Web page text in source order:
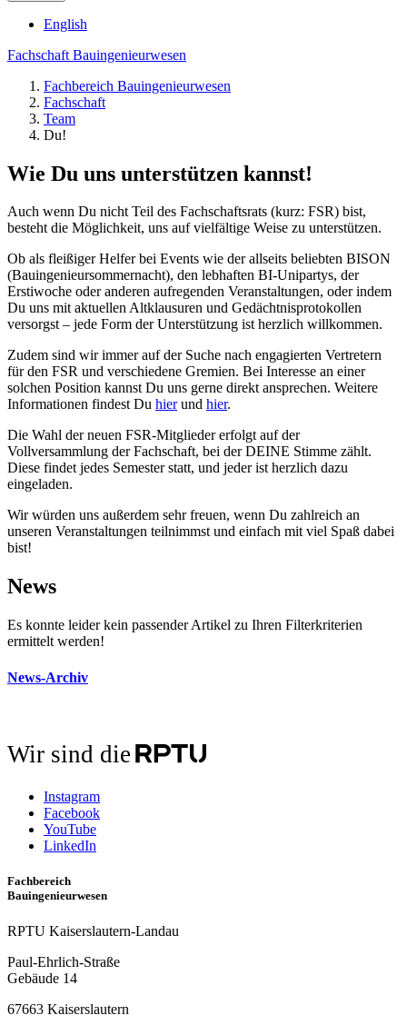
English
Fachschaft Bauingenieurwesen
Fachbereich Bauingenieurwesen
Fachschaft
Team
Du!
Wie Du uns unterstützen kannst!
Auch wenn Du nicht Teil des Fachschaftsrats (kurz: FSR) bist,
besteht die Möglichkeit, uns auf vielfältige Weise zu unterstützen.
Ob als fleißiger Helfer bei Events wie der allseits beliebten BISON
(Bauingenieursommernacht), den lebhaften BI-Unipartys, der
Erstiwoche oder anderen aufregenden Veranstaltungen, oder indem
Du uns mit aktuellen Altklausuren und Gedächtnisprotokollen
versorgst – jede Form der Unterstützung ist herzlich willkommen.
Zudem sind wir immer auf der Suche nach engagierten Vertretern
für den FSR und verschiedene Gremien. Bei Interesse an einer
solchen Position kannst Du uns gerne direkt ansprechen. Weitere
Informationen findest Du hierund hier.
Die Wahl der neuen FSR-Mitglieder erfolgt auf der
Vollversammlung der Fachschaft, bei der DEINE Stimme zählt.
Diese findet jedes Semester statt, und jeder ist herzlich dazu
eingeladen.
Wir würden uns außerdem sehr freuen, wenn Du zahlreich an
unseren Veranstaltungen teilnimmst und einfach mit viel Spaß dabei
bist!
News
Es konnte leider kein passender Artikel zu Ihren Filterkriterien
ermittelt werden!
News-Archiv
Wir sind die
Instagram
Facebook
YouTube
LinkedIn
Fachbereich
Bauingenieurwesen
RPTU Kaiserslautern-Landau
Paul-Ehrlich-Straße
Gebäude 14
67663 Kaiserslautern